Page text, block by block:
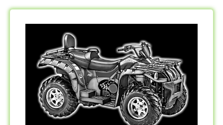
Воскресенье по договор.